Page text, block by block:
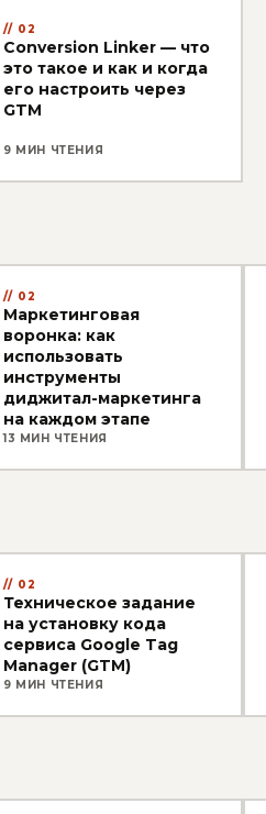
02
Conversion Linker — что
это такое и как и когда
его настроить через
GTM
9 МИН ЧТЕНИЯ
02
Маркетинговая
воронка: как
использовать
инструменты
диджитал-маркетинга
на каждом этапе
13 МИН ЧТЕНИЯ
02
Техническое задание
на установку кода
сервиса Google Tag
Manager (GTM)
9 МИН ЧТЕНИЯ